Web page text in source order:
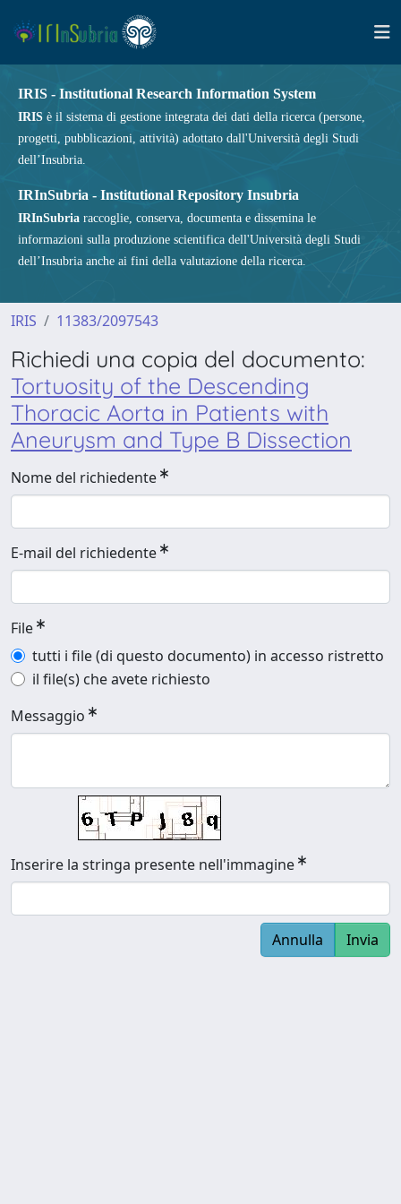
IRIS - Institutional Research Information System
IRIS è il sistema di gestione integrata dei dati della ricerca (persone,
progetti, pubblicazioni, attività) adottato dall'Università degli Studi
dell’Insubria.
IRInSubria - Institutional Repository Insubria
IRInSubria raccoglie, conserva, documenta e dissemina le
informazioni sulla produzione scientifica dell'Università degli Studi
dell’Insubria anche ai fini della valutazione della ricerca.
IRIS 11383/2097543
Richiedi una copia del documento:
Tortuosity of the Descending
Thoracic Aorta in Patients with
Aneurysm and Type B Dissection
Nome del richiedente
E-mail del richiedente
File
tutti i file (di questo documento) in accesso ristretto
il file(s) che avete richiesto
Messaggio
Inserire la stringa presente nell'immagine
Annulla Invia